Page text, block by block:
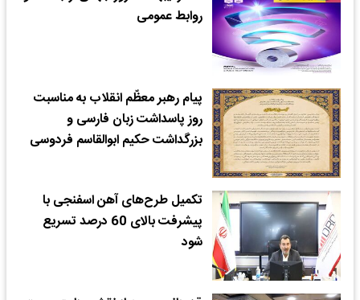
روابط عمومی
پیام رهبر معظّم انقلاب به مناسبت
روز پاسداشت زبان فارسی و
بزرگداشت حکیم ابوالقاسم فردوسی
تکمیل طرح‌های آهن اسفنجی با
پیشرفت بالای 60 درصد تسریع
شود